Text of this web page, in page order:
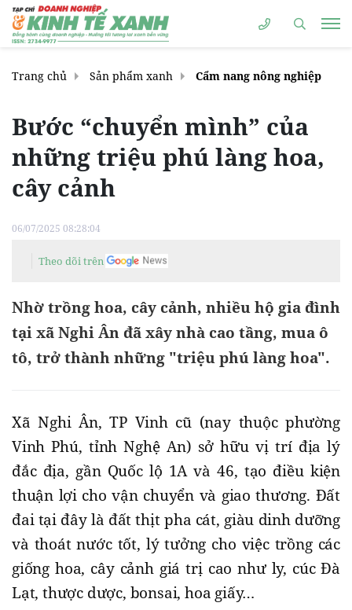
Trang chủ Sản phẩm xanh Cẩm nang nông nghiệp
Bước “chuyển mình” của
những triệu phú làng hoa,
cây cảnh
06/07/2025 08:28:04
Theo dõi trên
Nhờ trồng hoa, cây cảnh, nhiều hộ gia đình
tại xã Nghi Ân đã xây nhà cao tầng, mua ô
tô, trở thành những "triệu phú làng hoa".
Xã Nghi Ân, TP Vinh cũ (nay thuộc phường
Vinh Phú, tỉnh Nghệ An) sở hữu vị trí địa lý
đắc địa, gần Quốc lộ 1A và 46, tạo điều kiện
thuận lợi cho vận chuyển và giao thương. Đất
đai tại đây là đất thịt pha cát, giàu dinh dưỡng
và thoát nước tốt, lý tưởng cho việc trồng các
giống hoa, cây cảnh giá trị cao như ly, cúc Đà
Lạt, thược dược, bonsai, hoa giấy…